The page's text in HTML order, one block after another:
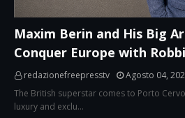
Maxim Berin and His Big
Conquer Europe with
redazionefreepresstv
Agosto 04,
The British superstar comes to Porto
luxury and exclu…